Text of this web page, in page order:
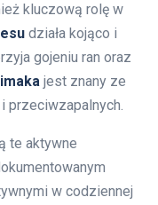
kluczową rolę w
działa kojąco i
gojeniu ran oraz
jest znany ze
przeciwzapalnych.
te aktywne
w codziennej